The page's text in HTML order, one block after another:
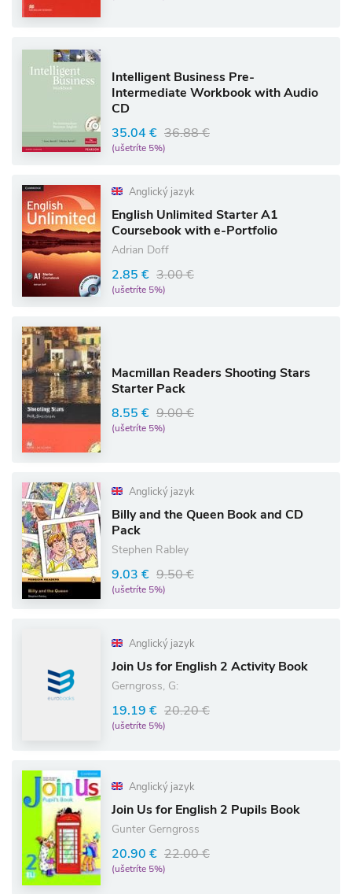
Intelligent Business Pre-
Intermediate Workbook with Audio
CD
35.04 € 36.88 €
(ušetríte 5%)
Anglický jazyk
English Unlimited Starter A1
Coursebook with e-Portfolio
Adrian Doff
2.85 € 3.00 €
(ušetríte 5%)
Macmillan Readers Shooting Stars
Starter Pack
8.55 € 9.00 €
(ušetríte 5%)
Anglický jazyk
Billy and the Queen Book and CD
Pack
Stephen Rabley
9.03 € 9.50 €
(ušetríte 5%)
Anglický jazyk
Join Us for English 2 Activity Book
Gerngross, G:
19.19 € 20.20 €
(ušetríte 5%)
Anglický jazyk
Join Us for English 2 Pupils Book
Gunter Gerngross
20.90 € 22.00 €
(ušetríte 5%)